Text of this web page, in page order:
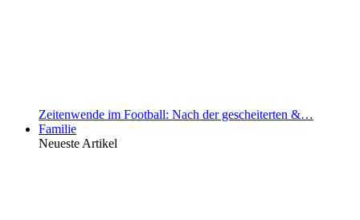
Zeitenwende im Football: Nach der gescheiterten &…
Familie
Neueste Artikel